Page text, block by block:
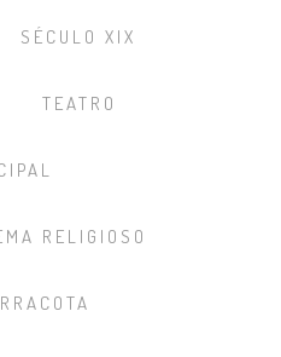
SÉCULO XIX
TEATRO
RELIGIOSO